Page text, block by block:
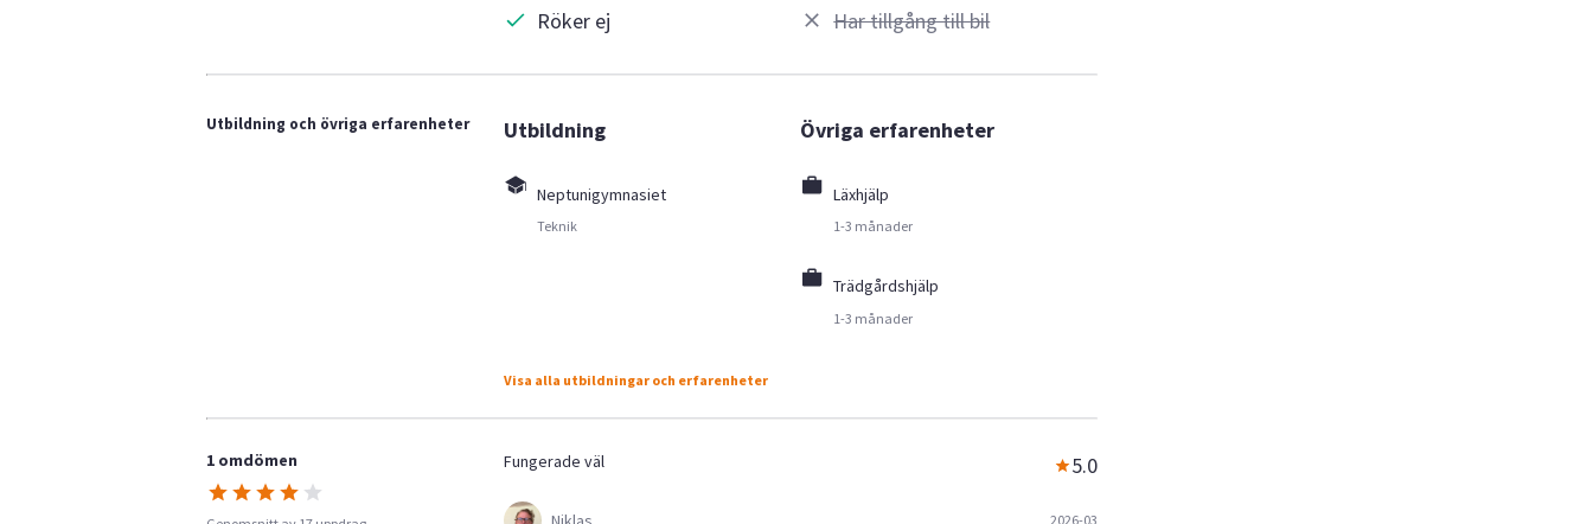
Röker ej Har tillgång till bil
Utbildning och övriga erfarenheter Utbildning
Neptunigymnasiet
Teknik
Övriga erfarenheter
Läxhjälp
1-3 månader
Trädgårdshjälp
1-3 månader
Visa alla utbildningar och erfarenheter
1 omdömen Fungerade väl 5.0
2026-03